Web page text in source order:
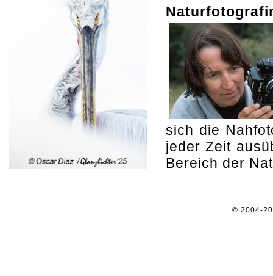
sich die
jeder Zeit
Bereich der
© 2004-